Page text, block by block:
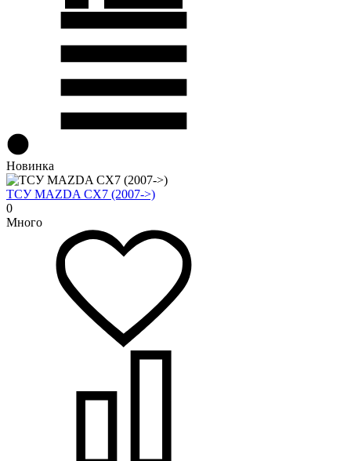
Новинка
ТСУ MAZDA CX7 (2007->)
0
Много